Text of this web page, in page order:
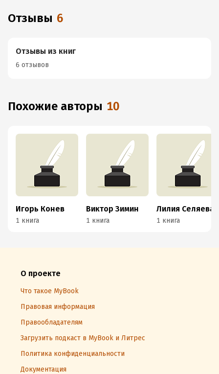
Отзывы 6
Отзывы из книг
6 отзывов
Похожие авторы 10
Игорь Конев
1 книга
Виктор Зимин
1 книга
Лилия Селяева
1 книга
О проекте
Что такое MyBook
Правовая информация
Правообладателям
Загрузить подкаст в MyBook и Литрес
Политика конфиденциальности
Документация